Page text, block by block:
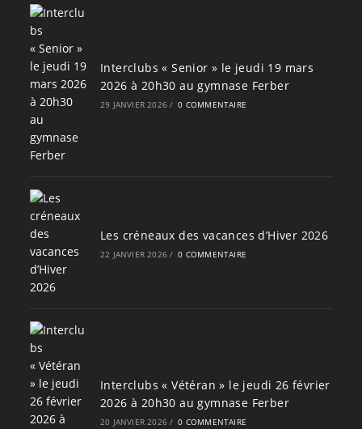
Interclubs « Senior » le jeudi 19 mars
2026 à 20h30 au gymnase Ferber
29 JANVIER 2026 / 0 COMMENTAIRE
Les créneaux des vacances d’Hiver 2026
22 JANVIER 2026 / 0 COMMENTAIRE
Interclubs « Vétéran » le jeudi 26 février
2026 à 20h30 au gymnase Ferber
20 JANVIER 2026 / 0 COMMENTAIRE